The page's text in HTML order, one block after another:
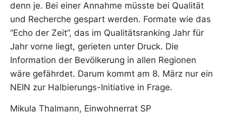
denn je. Bei einer Annahme müsste bei Qualität
und Recherche gespart werden. Formate wie das
“Echo der Zeit”, das im Qualitätsranking Jahr für
Jahr vorne liegt, gerieten unter Druck. Die
Information der Bevölkerung in allen Regionen
wäre gefährdet. Darum kommt am 8. März nur ein
NEIN zur Halbierungs-Initiative in Frage.
Mikula Thalmann, Einwohnerrat SP